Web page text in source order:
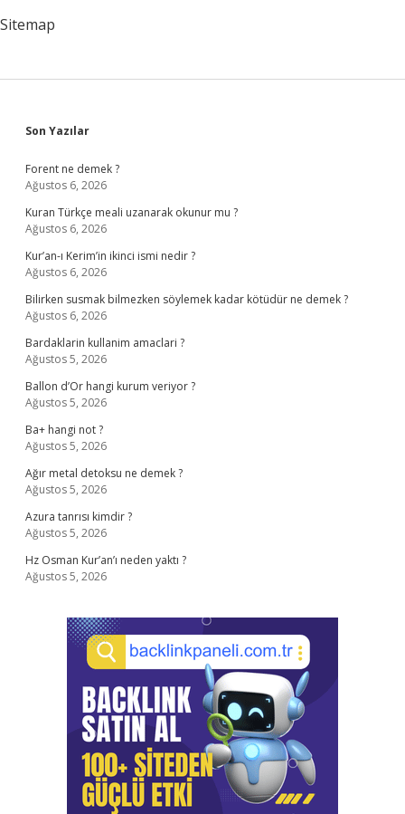
Sitemap
Sidebar
Son Yazılar
Forent ne demek ?
Ağustos 6, 2026
Kuran Türkçe meali uzanarak okunur mu ?
Ağustos 6, 2026
Kur’an-ı Kerim’in ikinci ismi nedir ?
Ağustos 6, 2026
Bilirken susmak bilmezken söylemek kadar kötüdür ne demek ?
Ağustos 6, 2026
Bardaklarin kullanim amaclari ?
Ağustos 5, 2026
Ballon d’Or hangi kurum veriyor ?
Ağustos 5, 2026
Ba+ hangi not ?
Ağustos 5, 2026
Ağır metal detoksu ne demek ?
Ağustos 5, 2026
Azura tanrısı kimdir ?
Ağustos 5, 2026
Hz Osman Kur’an’ı neden yaktı ?
Ağustos 5, 2026